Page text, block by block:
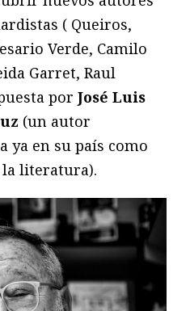
( Queiros,
Verde, Camilo
Garret, Raul
por José Luis
(un autor
ya en su país como
la literatura).